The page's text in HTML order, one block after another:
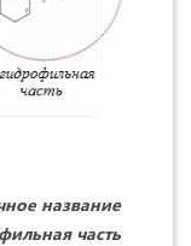
название
часть